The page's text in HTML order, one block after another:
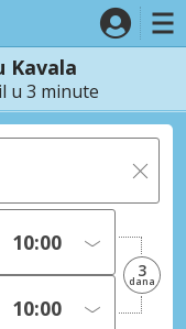
Kavala
u 3 minute
3
dana